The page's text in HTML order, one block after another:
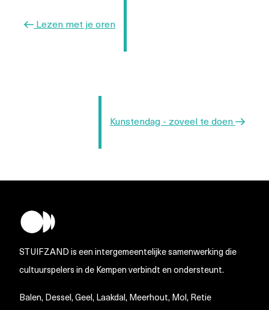
VorigLezen met je oren
Volgend
Kunstendag - zoveel te doen
STUIFZAND is een intergemeentelijke samenwerking die
cultuurspelers in de Kempen verbindt en ondersteunt.
Balen, Dessel, Geel, Laakdal, Meerhout, Mol, Retie